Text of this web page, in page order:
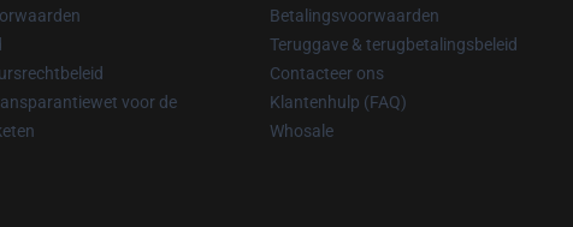
voor de
Betalingsvoorwaarden
Teruggave & terugbetalingsbeleid
Contacteer ons
Klantenhulp (FAQ)
Whosale